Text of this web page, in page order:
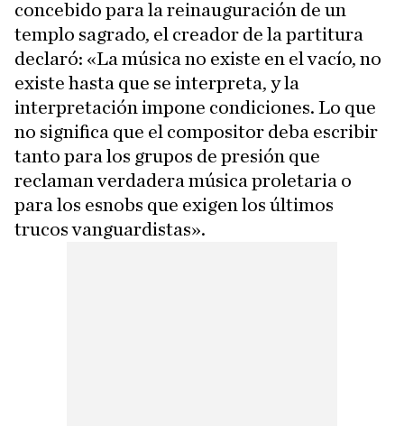
concebido para la reinauguración de un
templo sagrado, el creador de la partitura
declaró: «La música no existe en el vacío, no
existe hasta que se interpreta, y la
interpretación impone condiciones. Lo que
no significa que el compositor deba escribir
tanto para los grupos de presión que
reclaman verdadera música proletaria o
para los esnobs que exigen los últimos
trucos vanguardistas».